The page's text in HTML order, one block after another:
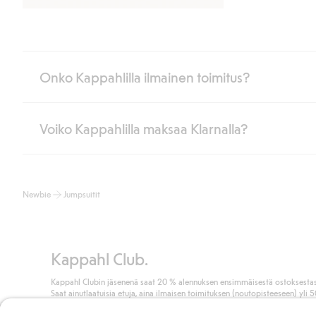
Onko Kappahlilla ilmainen toimitus?
Jos olet Kappahl Clubin jäsen, saat aina ilmaisen toimituksen
Voiko Kappahlilla maksaa Klarnalla?
Klikkaamalla “Maksa tilaus” hyväksyt Kappahlin yleiset ehdot.
Newbie Jumpsuitit
Kappahl Club.
Kappahl Clubin jäsenenä saat 20 % alennuksen ensimmäisestä
Saat ainutlaatuisia etuja, aina ilmaisen toimituksen (noutopisteeseen) yli